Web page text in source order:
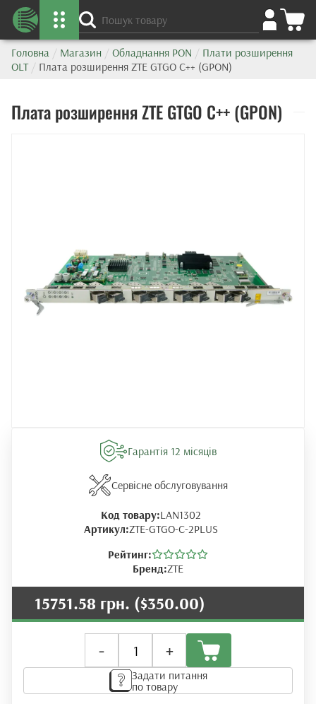
Головна / Магазин / Обладнання PON / Плати розширення
OLT / Плата розширення ZTE GTGO C++ (GPON)
Плата розширення ZTE GTGO C++ (GPON)
Гарантія 12 місяців
Сервісне обслуговування
Код товару:LAN1302
Артикул:ZTE-GTGO-C-2PLUS
Рейтинг:
Бренд:ZTE
15751.58 грн. ($350.00)
-
розширення
ZTE
GTGO
C++
+
Задати питання
по товару